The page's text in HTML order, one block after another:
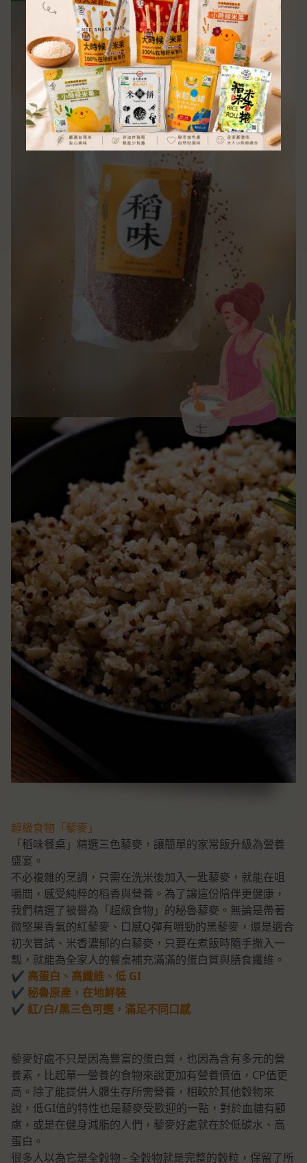
超級食物「藜麥」
「稻味餐桌」精選三色藜麥，讓簡單的家常飯升級為營養
盛宴。
不必複雜的烹調，只需在洗米後加入一匙藜麥，就能在咀
嚼間，感受純粹的稻香與營養。為了讓這份陪伴更健康，
我們精選了被譽為「超級食物」的秘魯藜麥。無論是帶著
微堅果香氣的紅藜麥、口感Q彈有嚼勁的黑藜麥，還是適合
初次嘗試、米香濃郁的白藜麥，只要在煮飯時隨手撒入一
瓢，就能為全家人的餐桌補充滿滿的蛋白質與膳食纖維。
✔ 高蛋白、高纖維、低 GI
✔ 秘魯原產，在地鮮裝
✔ 紅/白/黑三色可選，滿足不同口感
藜麥好處不只是因為豐富的蛋白質，也因為含有多元的營
養素，比起單一營養的食物來說更加有營養價值，CP值更
高。除了能提供人體生存所需營養，相較於其他穀物來
說，低GI值的特性也是藜麥受歡迎的一點，對於血糖有顧
慮，或是在健身減脂的人們，藜麥好處就在於低碳水、高
蛋白。
很多人以為它是全穀物 - 全穀物就是完整的穀粒，保留了所